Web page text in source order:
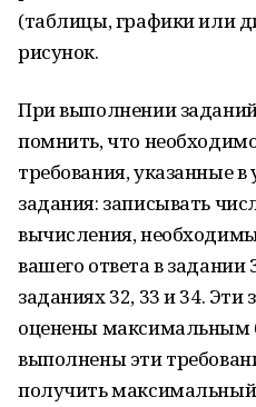
(таблицы, графики или
рисунок.
При выполнении
помнить, что
требования, указанные в
задания: записывать
вычисления,
вашего ответа в
заданиях 32, 33 и 34. Эти
оценены максимальным
выполнены эти
получить